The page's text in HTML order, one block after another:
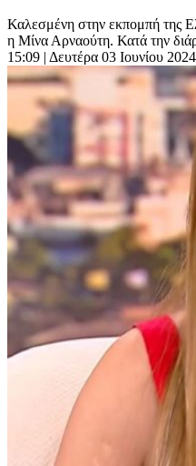
Καλεσμένη στην εκπομπή της
η Μίνα Αρναούτη. Κατά την
15:09 | Δευτέρα 03 Ιουνίου 2024